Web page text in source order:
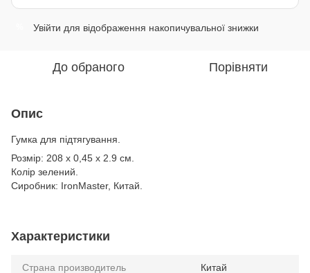
Увійти для відображення накопичувальної знижки
До обраного Порівняти
Опис
Гумка для підтягування.
Розмір: 208 х 0,45 х 2.9 см.
Колір зелений.
Сиробник: IronMaster, Китай.
Характеристики
Страна производитель Китай